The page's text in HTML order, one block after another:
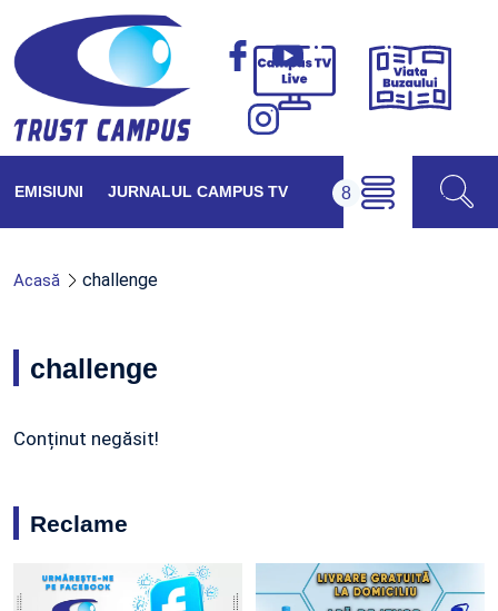
Campus
Viața
EMISIUNI JURNALUL CAMPUS TV
Acasă challenge
challenge
Conținut negăsit!
Reclame